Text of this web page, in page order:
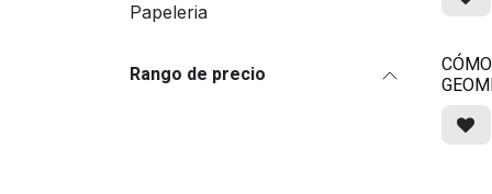
Papeleria
Rango de precio